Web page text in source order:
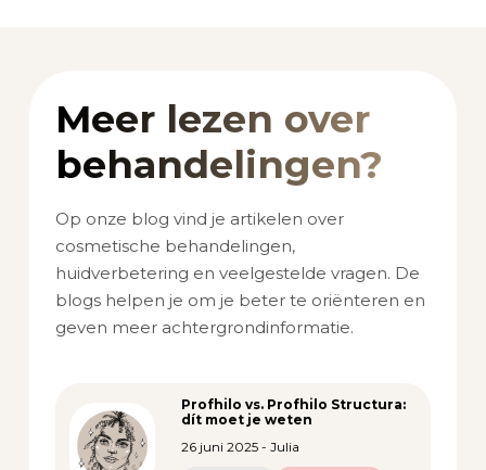
Meer lezen over
behandelingen?
Op onze blog vind je artikelen over
cosmetische behandelingen,
huidverbetering en veelgestelde vragen. De
blogs helpen je om je beter te oriënteren en
geven meer achtergrondinformatie.
Profhilo vs. Profhilo Structura:
dít moet je weten
26 juni 2025 - Julia